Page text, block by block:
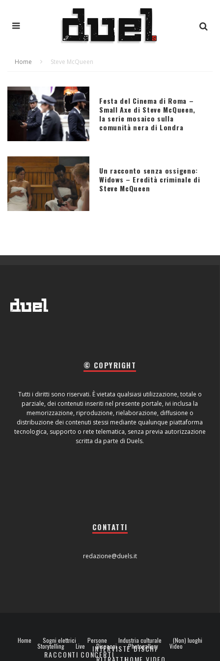
Home Steve McQueen
Festa del Cinema di Roma –
Small Axe di Steve McQueen,
la serie mosaico sulla
comunità nera di Londra
Un racconto senza ossigeno:
Widows – Eredità criminale di
Steve McQueen
© COPYRIGHT
Tutti i diritti sono riservati. È vietata qualsiasi utilizzazione, totale o
parziale, dei contenuti inseriti nel presente portale, ivi inclusa la
memorizzazione, riproduzione, rielaborazione, diffusione o
distribuzione dei contenuti stessi mediante qualunque piattaforma
tecnologica, supporto o rete telematica, senza previa autorizzazione
scritta da parte di Duels.
CONTATTI
redazione@duels.it
Home Sogni elettrici Persone
INTERVISTE
Industria culturale
DISCHI
(Non) luoghi
Storytelling
RACCONTI
Live
CONCERTI
Dispacci Photogallery Video